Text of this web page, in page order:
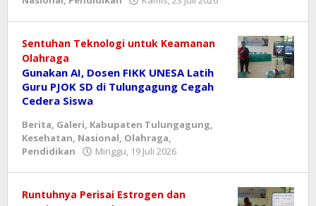
Sentuhan Teknologi untuk Keamanan
Olahraga
Gunakan AI, Dosen FIKK UNESA Latih
Guru PJOK SD di Tulungagung Cegah
Cedera Siswa
Berita, Galeri, Kabupaten Tulungagung,
Kesehatan, Nasional, Olahraga,
Pendidikan
Minggu, 19 Juli 2026
Runtuhnya Perisai Estrogen dan